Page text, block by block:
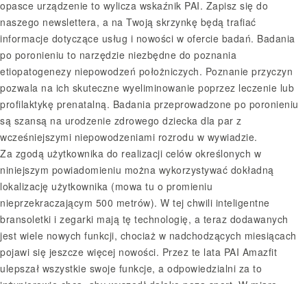
opasce urządzenie to wylicza wskaźnik PAI. Zapisz się do
naszego newslettera, a na Twoją skrzynkę będą trafiać
informacje dotyczące usług i nowości w ofercie badań. Badania
po poronieniu to narzędzie niezbędne do poznania
etiopatogenezy niepowodzeń położniczych. Poznanie przyczyn
pozwala na ich skuteczne wyeliminowanie poprzez leczenie lub
profilaktykę prenatalną. Badania przeprowadzone po poronieniu
są szansą na urodzenie zdrowego dziecka dla par z
wcześniejszymi niepowodzeniami rozrodu w wywiadzie.
Za zgodą użytkownika do realizacji celów określonych w
niniejszym powiadomieniu można wykorzystywać dokładną
lokalizację użytkownika (mowa tu o promieniu
nieprzekraczającym 500 metrów). W tej chwili inteligentne
bransoletki i zegarki mają tę technologię, a teraz dodawanych
jest wiele nowych funkcji, chociaż w nadchodzących miesiącach
pojawi się jeszcze więcej nowości. Przez te lata PAI Amazfit
ulepszał wszystkie swoje funkcje, a odpowiedzialni za to